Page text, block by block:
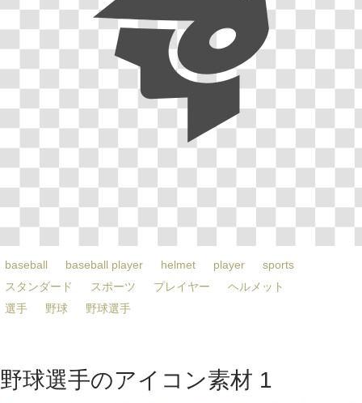
baseball baseball player helmet player
sports
スタンダード
スポーツ プレイヤー
ヘルメット
選手
野球 野球選手
野球選手のアイコン素材 1